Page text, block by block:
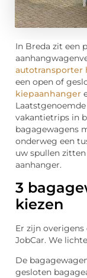
In Breda zit een
autotransporter
een open of
kiepaanhanger
vakantietrips in
bagagewagens
onderweg een
uw spullen
aanhanger.
3
kiezen
Er zijn
JobCar. We
De
gesloten